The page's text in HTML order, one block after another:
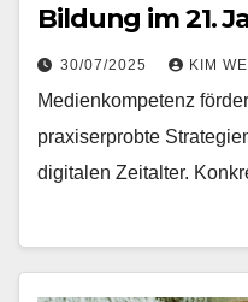
Bildung im 21.
30/07/2025 KIM
Medienkompetenz
praxiserprobte
digitalen Zeitalter.